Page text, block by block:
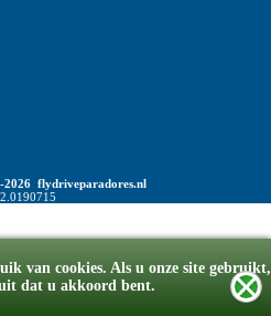
van cookies. Als u onze site gebruikt,
dat u akkoord bent.
flydriveparadores.nl